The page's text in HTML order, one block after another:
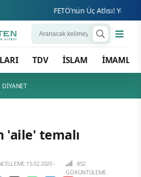
FETÖ’nün Üç Atlısı! Yeni
TDV İSLAM İMAMLAR
DİYANET
'aile' temalı
-
852
GÖRÜNTÜLEME